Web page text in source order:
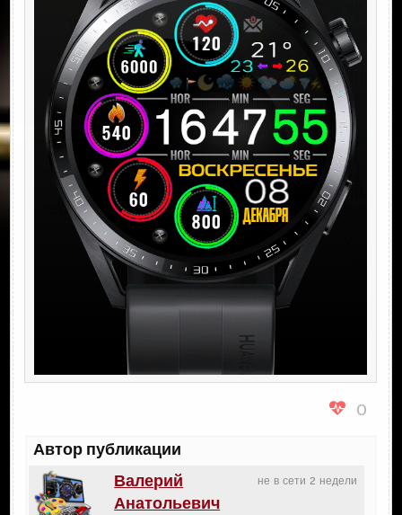
0
Автор публикации
не в сети 2 недели
Валерий
Анатольевич